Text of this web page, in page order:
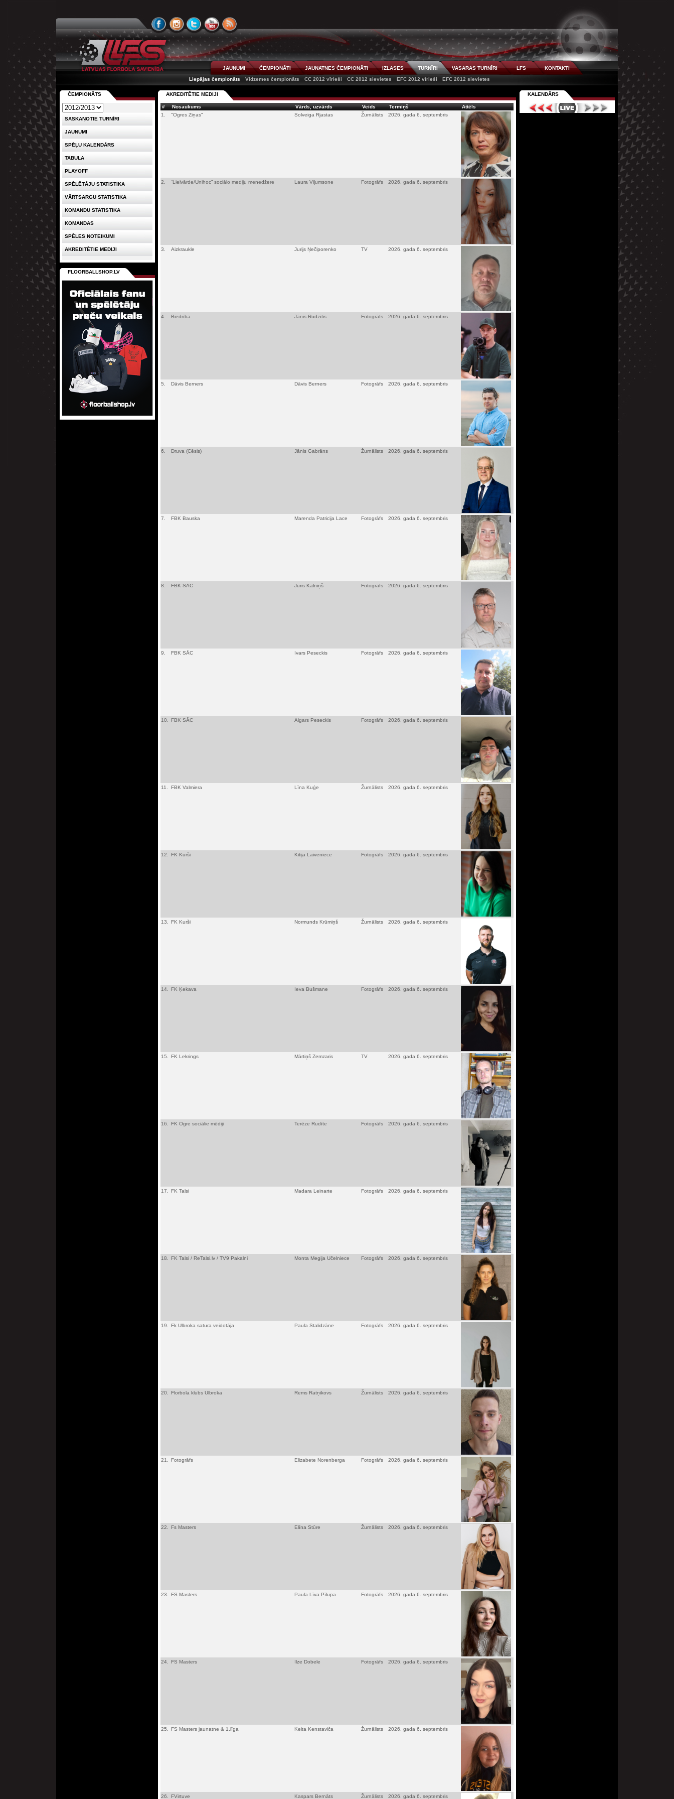
JAUNUMI ČEMPIONĀTI JAUNATNES ČEMPIONĀTI IZLASES TURNĪRI VASARAS TURNĪRI LFS
KONTAKTI
Liepājas čempionāts
Vidzemes čempionāts CC 2012 vīrieši CC 2012 sievietes EFC 2012 vīrieši EFC 2012 sievietes
AKREDITĒTIE MEDIJI
# Nosaukums Vārds, uzvārds Veids Termiņš
Attēls
1.
"Ogres Ziņas" Solveiga Rjastas Žurnālists 2026. gada 6. septembris
2. “Lielvārde/Unihoc” sociālo mediju menedžere Laura Viļumsone Fotogrāfs 2026. gada 6. septembris
3. Aizkraukle Jurijs Ņečiporenko TV 2026. gada 6. septembris
4. Biedrība Jānis Rudzītis Fotogrāfs 2026. gada 6. septembris
5. Dāvis Berners Dāvis Berners Fotogrāfs 2026. gada 6. septembris
6. Druva (Cēsis) Jānis Gabrāns Žurnālists 2026. gada 6. septembris
7. FBK Bauska Marenda Patricija Lace Fotogrāfs 2026. gada 6. septembris
8. FBK SĀC Juris Kalniņš Fotogrāfs 2026. gada 6. septembris
9. FBK SĀC Ivars Peseckis Fotogrāfs 2026. gada 6. septembris
10. FBK SĀC Aigars Peseckis Fotogrāfs 2026. gada 6. septembris
11. FBK Valmiera Līna Kuģe Žurnālists 2026. gada 6. septembris
12. FK Kurši Kitija Laiveniece Fotogrāfs 2026. gada 6. septembris
13. FK Kurši Normunds Krūmiņš Žurnālists 2026. gada 6. septembris
14. FK Ķekava Ieva Bušmane Fotogrāfs 2026. gada 6. septembris
15. FK Lekrings Mārtiņš Zemzaris TV 2026. gada 6. septembris
16. FK Ogre sociālie mēdiji Terēze Rudīte Fotogrāfs 2026. gada 6. septembris
17. FK Talsi Madara Leinarte Fotogrāfs 2026. gada 6. septembris
18. FK Talsi / ReTalsi.lv / TV9 Pakalni Monta Megija Učelniece Fotogrāfs 2026. gada 6. septembris
19. Fk Ulbroka satura veidotāja Paula Stalidzāne Fotogrāfs 2026. gada 6. septembris
20. Florbola klubs Ulbroka Rems Ratņikovs Žurnālists 2026. gada 6. septembris
21. Fotogrāfs Elizabete Norenberga Fotogrāfs 2026. gada 6. septembris
22. Fs Masters Elīna Stūre Žurnālists 2026. gada 6. septembris
23. FS Masters Paula Līva Pīlupa Fotogrāfs 2026. gada 6. septembris
24. FS Masters Ilze Dobele Fotogrāfs 2026. gada 6. septembris
25. FS Masters jaunatne & 1.līga Keita Kenstaviča Žurnālists 2026. gada 6. septembris
26. FVirtuve Kaspars Bernāts Žurnālists 2026. gada 6. septembris
ČEMPIONĀTS
SASKAŅOTIE TURNĪRI
JAUNUMI
SPĒĻU KALENDĀRS
TABULA
PLAYOFF
SPĒLĒTĀJU STATISTIKA
VĀRTSARGU STATISTIKA
KOMANDU STATISTIKA
KOMANDAS
SPĒLES NOTEIKUMI
AKREDITĒTIE MEDIJI
FLOORBALLSHOP.LV
KALENDĀRS